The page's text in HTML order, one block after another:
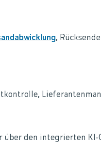
,
über den integrierten